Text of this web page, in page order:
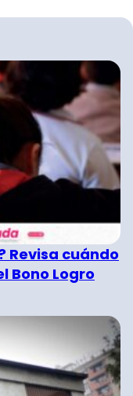
Revisa cuándo
Bono Logro